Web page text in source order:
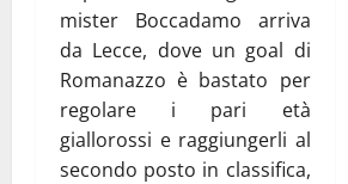
mister Boccadamo arriva
da Lecce, dove un goal di
Romanazzo è bastato per
regolare i pari età
giallorossi e raggiungerli al
secondo posto in classifica,